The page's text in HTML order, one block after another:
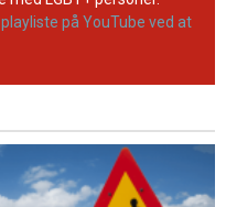
på YouTube ved at